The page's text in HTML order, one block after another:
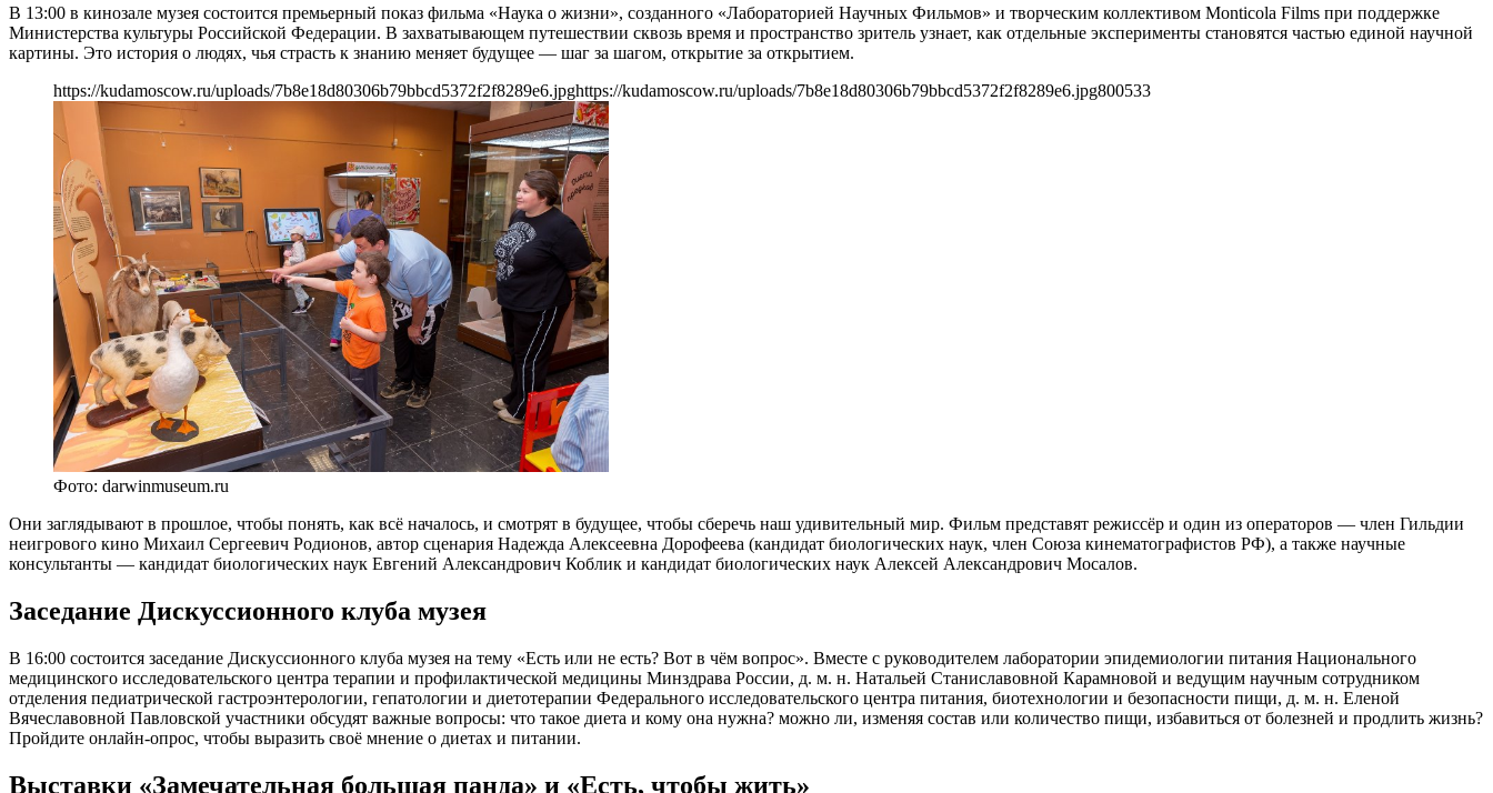
В 13:00 в кинозале музея состоится премьерный показ фильма «Наука о жизни», созданного «Лабораторией Научных Фильмов» и творческим коллективом Monticola Films при поддержке
Министерства культуры Российской Федерации. В захватывающем путешествии сквозь время и пространство зритель узнает, как отдельные эксперименты становятся частью единой научной
картины. Это история о людях, чья страсть к знанию меняет будущее — шаг за шагом, открытие за открытием.
https://kudamoscow.ru/uploads/7b8e18d80306b79bbcd5372f2f8289e6.jpghttps://kudamoscow.ru/uploads/7b8e18d80306b79bbcd5372f2f8289e6.jpg800533
Фото: darwinmuseum.ru
Они заглядывают в прошлое, чтобы понять, как всё началось, и смотрят в будущее, чтобы сберечь наш удивительный мир. Фильм представят режиссёр и один из операторов — член Гильдии
неигрового кино Михаил Сергеевич Родионов, автор сценария Надежда Алексеевна Дорофеева (кандидат биологических наук, член Союза кинематографистов РФ), а также научные
консультанты — кандидат биологических наук Евгений Александрович Коблик и кандидат биологических наук Алексей Александрович Мосалов.
Заседание Дискуссионного клуба музея
В 16:00 состоится заседание Дискуссионного клуба музея на тему «Есть или не есть? Вот в чём вопрос». Вместе с руководителем лаборатории эпидемиологии питания Национального
медицинского исследовательского центра терапии и профилактической медицины Минздрава России, д. м. н. Натальей Станиславовной Карамновой и ведущим научным сотрудником
отделения педиатрической гастроэнтерологии, гепатологии и диетотерапии Федерального исследовательского центра питания, биотехнологии и безопасности пищи, д. м. н. Еленой
Вячеславовной Павловской участники обсудят важные вопросы: что такое диета и кому она нужна? можно ли, изменяя состав или количество пищи, избавиться от болезней и продлить жизнь?
Пройдите онлайн-опрос, чтобы выразить своё мнение о диетах и питании.
Выставки «Замечательная большая панда» и «Есть, чтобы жить»